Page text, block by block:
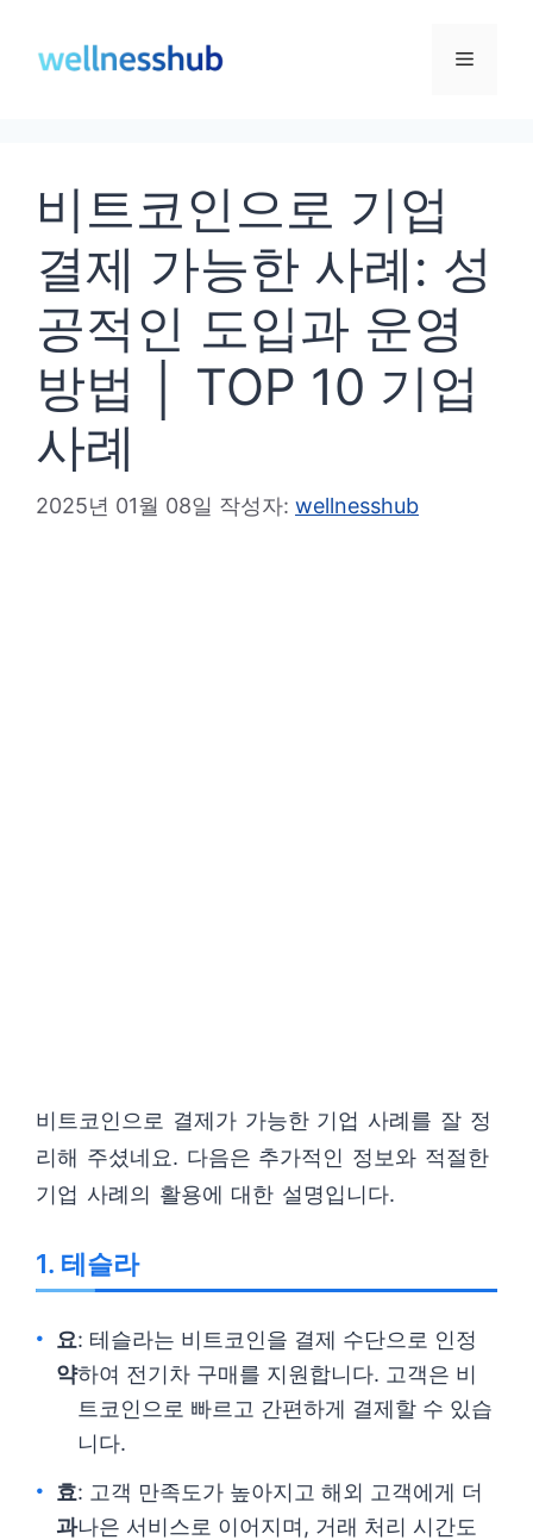
메
비트코인으로 기업
결제 가능한 사례: 성
공적인 도입과 운영
방법 │ TOP 10 기업
사례
2025년 01월 08일 작성자: wellnesshub
비트코인으로 결제가 가능한 기업 사례를 잘 정
리해 주셨네요. 다음은 추가적인 정보와 적절한
기업 사례의 활용에 대한 설명입니다.
1. 테슬라
요
약
: 테슬라는 비트코인을 결제 수단으로 인정
하여 전기차 구매를 지원합니다. 고객은 비
트코인으로 빠르고 간편하게 결제할 수 있습
니다.
효
과
: 고객 만족도가 높아지고 해외 고객에게 더
나은 서비스로 이어지며, 거래 처리 시간도